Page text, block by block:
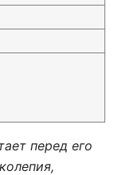
перед его